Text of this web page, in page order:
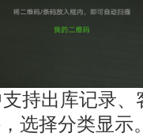
持出库记录
选择分类显示